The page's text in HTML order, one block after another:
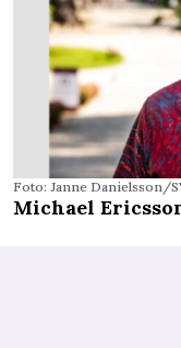
Foto: Janne Danielsson/
Michael